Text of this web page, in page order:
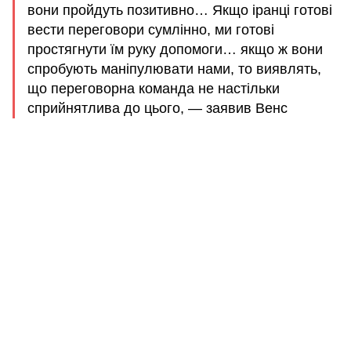
вони пройдуть позитивно… Якщо іранці готові
вести переговори сумлінно, ми готові
простягнути їм руку допомоги… якщо ж вони
спробують маніпулювати нами, то виявлять,
що переговорна команда не настільки
сприйнятлива до цього, — заявив Венс